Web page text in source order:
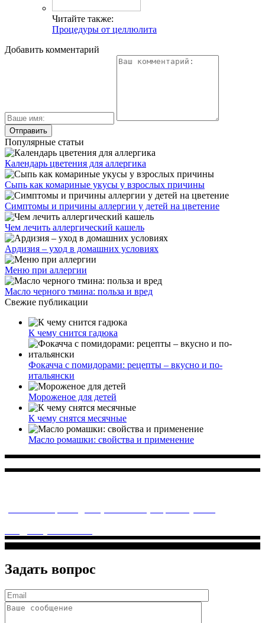
Читайте также:
Процедуры от целлюлита
Добавить комментарий
Популярные статьи
Календарь цветения для аллергика
Сыпь как комариные укусы у взрослых причины
Симптомы и причины аллергии у детей на цветение
Чем лечить аллергический кашель
Ардизия – уход в домашних условиях
Меню при аллергии
Масло черного тмина: польза и вред
Свежие публикации
К чему снится гадюка
Фокачча с помидорами: рецепты – вкусно и по-
итальянски
Мороженое для детей
К чему снятся месячные
Масло ромашки: свойства и применение
Задать вопрос